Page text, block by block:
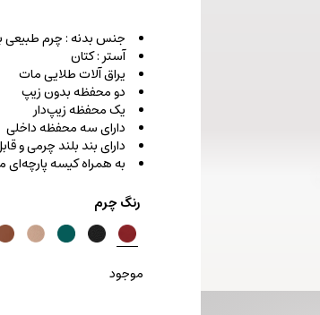
جنس بدنه : چرم طبیعی
آستر : کتان
یراق آلات طلایی مات
دو محفظه بدون زیپ
یک محفظه زیپ‌دار
دارای سه محفظه داخلی
دارای بند بلند چرمی و
به همراه کیسه
رنگ چرم
موجود